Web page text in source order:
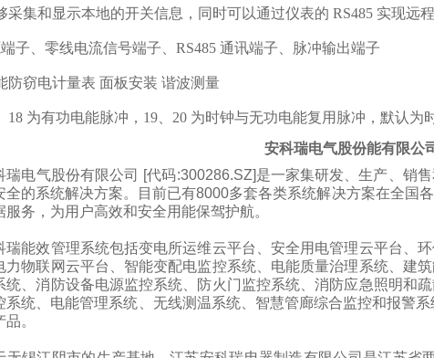
采集和显示本地的开关信息，同时可以通过仪表的 RS485 实现远
子、零线电流信号端子、RS485 通讯端子、脉冲输出端子
18 为有功电能脉冲，19、20 为时钟与无功电能复用脉冲，默认为
安科瑞电气股份能有限公
瑞电气股份有限公司
[代码:300286.SZ]是一家集研发、生产、销
全的系统解决方案。目前已有8000多套各类系统解决方案在全国
服务，为用户高效和安全用能保驾护航。
瑞能效管理系统包括变电所运维云平台、安全用电管理云平台、
力物联网云平台、智能变配电监控系统、电能质量治理系统、建
统、消防设备电源监控系统、防火门监控系统、消防应急照明和
系统、电能管理系统、无线测温系统、智慧管廊综合监控和报警系
。